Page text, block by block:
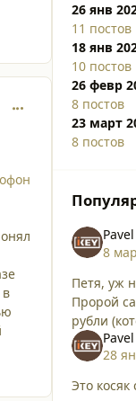
comment_34550
26 янв
11 постов
18 янв
10 постов
26 февр
8 постов
23 март
8 постов
Pavel
8
Петя, уж
Пророй
рубли
доллары)
зарули к
Pavel
28
Это